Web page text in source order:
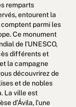
remparts
entourent la
parmi les
Ce monument
de l’UNESCO,
différents et
la campagne
découvrirez de
et de nobles
La ville est
d’Ávila, l’une